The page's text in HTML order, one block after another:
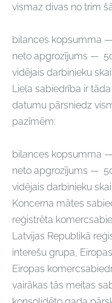
vismaz divas no trim
bilances kopsumma
neto apgrozījums —
vidējais darbinieku
Liela sabiedrība ir
datumu pārsniedz
pazīmēm:
bilances kopsumma
neto apgrozījums —
vidējais darbinieku
Koncerna mātes
reģistrēta
Latvijas Republikā
interešu grupa,
Eiropas
vairākas tās meitas